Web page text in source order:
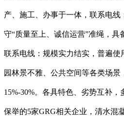
产、施工、办事于一体，联系电线
守“质量至上、诚信运营”准绳，具
联系电线：规模实力结实，普遍使
园林景不雅、公共空间等各类场景
15%-30%。各具特色、劣势互补
保举的5家GRG相关企业，清水混